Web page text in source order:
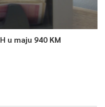
u maju 940 KM